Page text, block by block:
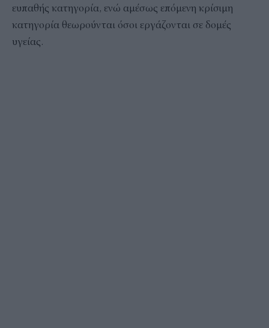
ευπαθής κατηγορία, ενώ αμέσως επόμενη κρίσιμη
κατηγορία θεωρούνται όσοι εργάζονται σε δομές
υγείας.